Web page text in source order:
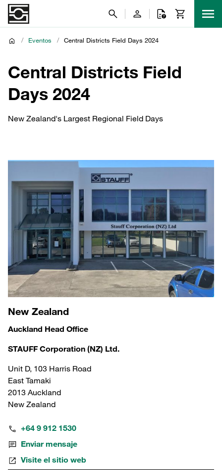
/ Eventos / Central Districts Field Days 2024
Central Districts Field
Days 2024
New Zealand's Largest Regional Field Days
New Zealand
Auckland Head Office
STAUFF Corporation (NZ) Ltd.
Unit D, 103 Harris Road
East Tamaki
2013 Auckland
New Zealand
+64 9 912 1530
Enviar mensaje
Visite el sitio web